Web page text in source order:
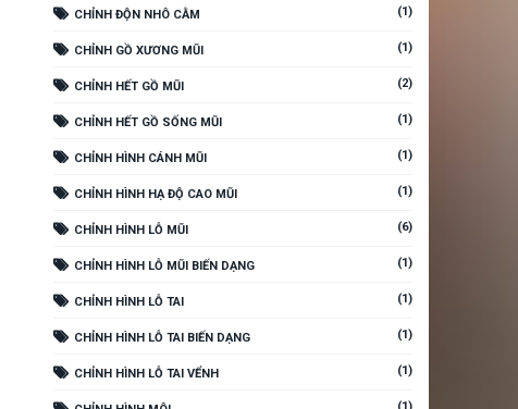
CHỈNH ĐỘN NHÔ CẰM (1)
CHỈNH GỒ XƯƠNG MŨI (1)
CHỈNH HẾT GỒ MŨI (2)
CHỈNH HẾT GỒ SỐNG MŨI (1)
CHỈNH HÌNH CÁNH MŨI (1)
CHỈNH HÌNH HẠ ĐỘ CAO MŨI (1)
CHỈNH HÌNH LỖ MŨI (6)
CHỈNH HÌNH LỖ MŨI BIẾN DẠNG (1)
CHỈNH HÌNH LỖ TAI (1)
CHỈNH HÌNH LỖ TAI BIẾN DẠNG (1)
CHỈNH HÌNH LỖ TAI VỂNH (1)
(1)